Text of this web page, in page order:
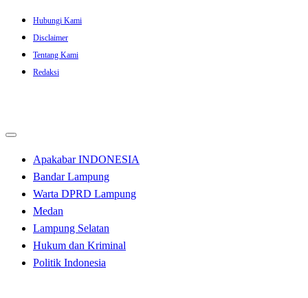
Skip
content
Hubungi Kami
Disclaimer
Tentang Kami
Redaksi
Apakabar INDONESIA
Bandar Lampung
Warta DPRD Lampung
Medan
Lampung Selatan
Hukum dan Kriminal
Politik Indonesia